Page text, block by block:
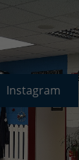
Instagram